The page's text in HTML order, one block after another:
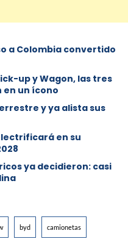
a Colombia convertido
up y Wagon, las tres
un ícono
y ya alista sus
en su
ya decidieron: casi
byd camionetas